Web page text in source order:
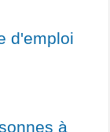
d'emploi
à